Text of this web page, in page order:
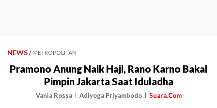
NEWS / METROPOLITAN
Pramono Anung Naik Haji, Rano Karno Bakal
Pimpin Jakarta Saat Iduladha
Vania Rossa Adiyoga Priyambodo Suara.Com